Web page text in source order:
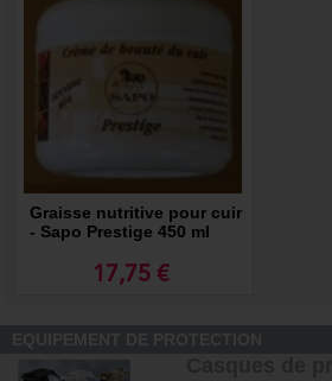
Graisse nutritive pour cuir
- Sapo Prestige 450 ml
17,75 €